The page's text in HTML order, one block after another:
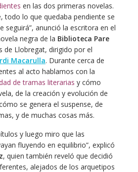
en las dos primeras novelas.
todo lo que quedaba pendiente se
seguirá”, anunció la escritora en el
negra de la Biblioteca Pare
de Llobregat, dirigido por el
Macarulla. Durante cerca de
al acto hablamos con la
de tramas literarias y cómo
de la creación y evolución de
se genera el suspense, de
y de muchas cosas más.
y luego miro que las
fluyendo en equilibrio”, explicó
, quien también reveló que decidió
alejados de los arquetipos